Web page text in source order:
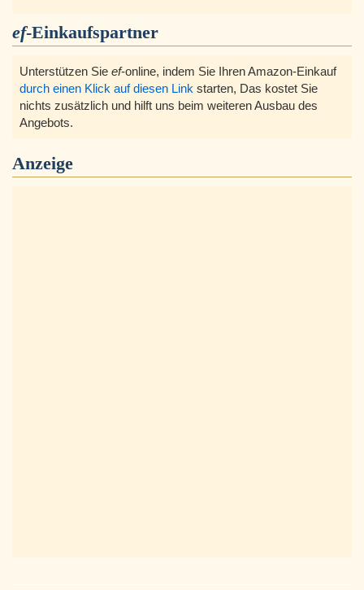
ef-Einkaufspartner
Unterstützen Sie ef-online, indem Sie Ihren Amazon-Einkauf
durch einen Klick auf diesen Link starten, Das kostet Sie
nichts zusätzlich und hilft uns beim weiteren Ausbau des
Angebots.
Anzeige